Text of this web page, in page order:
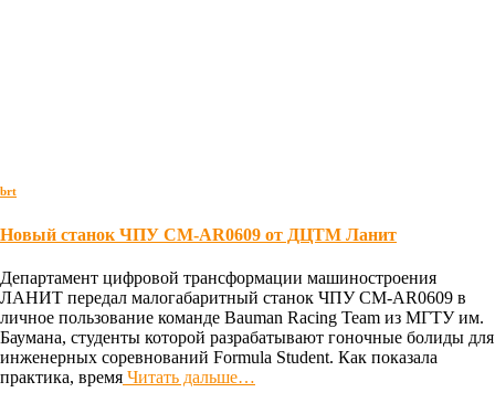
brt
Новый станок ЧПУ CM-AR0609 от ДЦТМ Ланит
Департамент цифровой трансформации машиностроения
ЛАНИТ передал малогабаритный станок ЧПУ CM-AR0609 в
личное пользование команде Bauman Racing Team из МГТУ им.
Баумана, студенты которой разрабатывают гоночные болиды для
инженерных соревнований Formula Student. Как показала
практика, время Читать дальше…